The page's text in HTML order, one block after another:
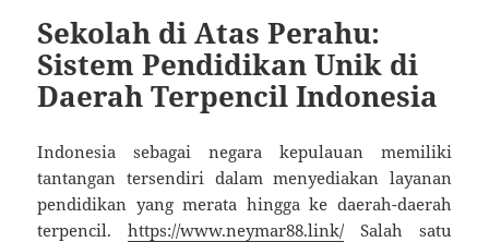
Sekolah di Atas Perahu:
Sistem Pendidikan Unik di
Daerah Terpencil Indonesia
Indonesia sebagai negara kepulauan memiliki
tantangan tersendiri dalam menyediakan layanan
pendidikan yang merata hingga ke daerah-daerah
terpencil.https://www.neymar88.link/Salah satu